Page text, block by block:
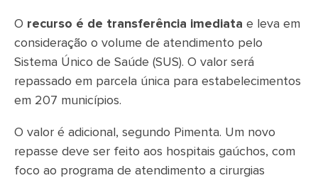
O recurso é de transferência imediata e leva em
consideração o volume de atendimento pelo
Sistema Único de Saúde (SUS). O valor será
repassado em parcela única para estabelecimentos
em 207 municípios.
O valor é adicional, segundo Pimenta. Um novo
repasse deve ser feito aos hospitais gaúchos, com
foco ao programa de atendimento a cirurgias